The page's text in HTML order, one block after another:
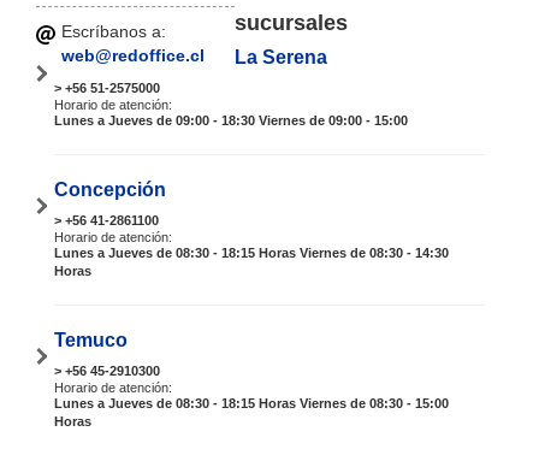
Escríbanos a:
web@redoffice.cl
sucursales
La Serena
> +56 51-2575000
Horario de atención:
Lunes a Jueves de 09:00 - 18:30 Viernes de 09:00 - 15:00
Concepción
> +56 41-2861100
Horario de atención:
Lunes a Jueves de 08:30 - 18:15 Horas Viernes de 08:30 - 14:30
Horas
Temuco
> +56 45-2910300
Horario de atención:
Lunes a Jueves de 08:30 - 18:15 Horas Viernes de 08:30 - 15:00
Horas